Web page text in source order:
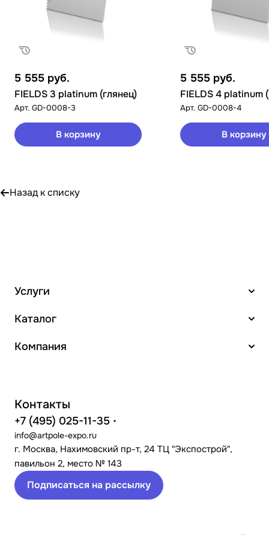
5 555 руб.
FIELDS 3 platinum (глянец)
Арт. GD-0008-3
В корзину
5 555 руб.
FIELDS 4 platinum
Арт. GD-0008-4
В корзину
Назад к списку
Услуги
Каталог
Компания
Контакты
+7 (495) 025-11-35
info@artpole-expo.ru
г. Москва, Нахимовский пр-т, 24 ТЦ "Экспострой",
павильон 2, место № 143
Подписаться на рассылку